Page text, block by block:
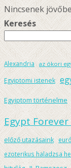
Nincsenek
Keresés
Alexandria az ókori
Egyiptomi istenek
Egyiptom történelme
Egypt
előző utazásaink
ezoterikus haladzsa